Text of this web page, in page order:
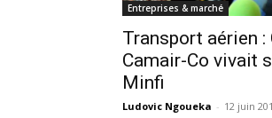
Entreprises & marché
Transport aérien :
Camair-Co vivait
Minfi
Ludovic Ngoueka - 12 juin